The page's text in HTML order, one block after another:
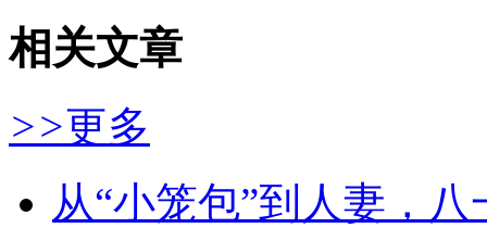
相关文章
>>更多
从“小笼包”到人妻，